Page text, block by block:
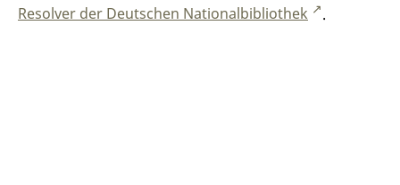
Resolver der Deutschen Nationalbibliothek
.